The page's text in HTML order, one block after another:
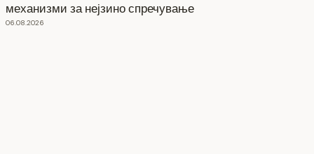
механизми за нејзино спречување
06.08.2026